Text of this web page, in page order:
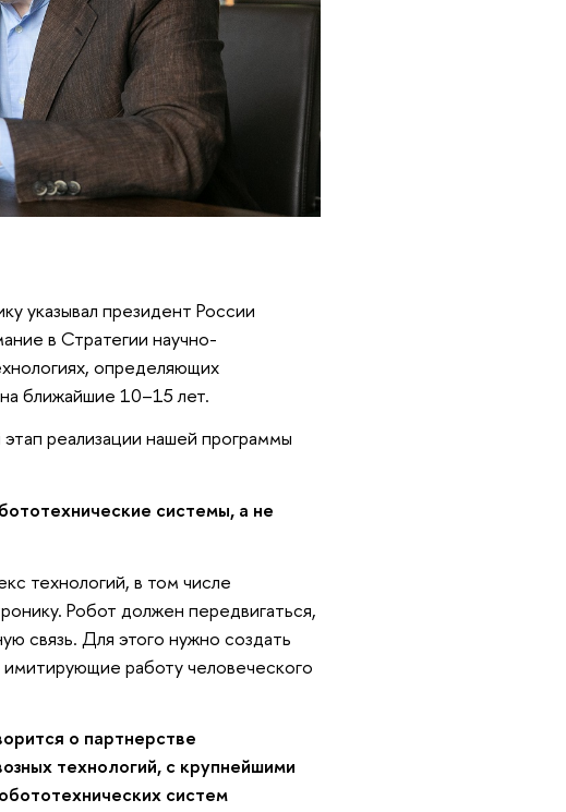
указывал президент России
в Стратегии научно-
определяющих
ближайшие 10–15 лет.
реализации нашей программы
системы, а не
технологий, в том числе
Робот должен передвигаться,
связь. Для этого нужно создать
имитирующие работу человеческого
о партнерстве
технологий, с крупнейшими
систем